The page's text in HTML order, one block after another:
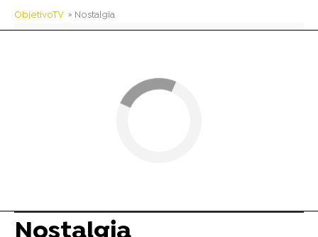
ObjetivoTV » Nostalgia